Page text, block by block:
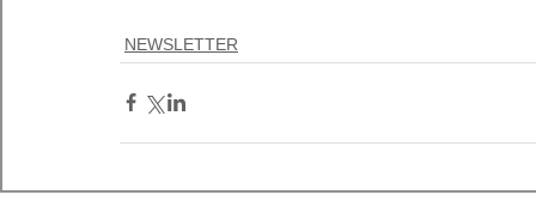
NEWSLETTER